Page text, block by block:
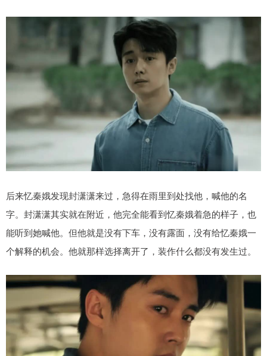
后来忆秦娥发现封潇潇来过，急得在雨里到处找他，喊他的名
字。封潇潇其实就在附近，他完全能看到忆秦娥着急的样子，也
能听到她喊他。但他就是没有下车，没有露面，没有给忆秦娥一
个解释的机会。他就那样选择离开了，装作什么都没有发生过。